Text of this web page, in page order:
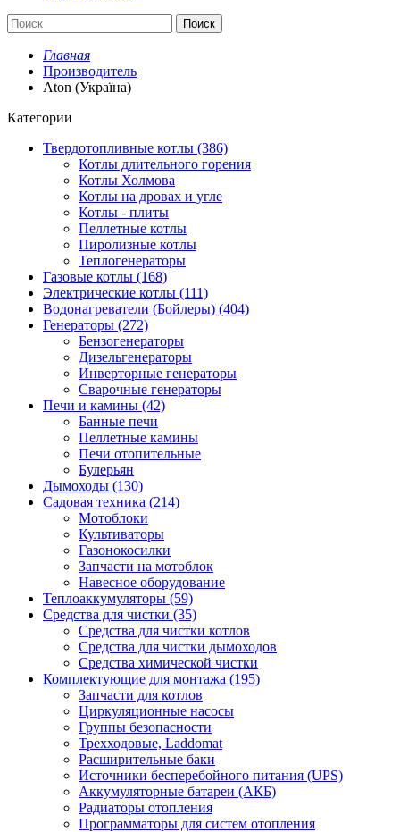
Поиск
Главная
Производитель
Aton (Україна)
Категории
Твердотопливные котлы (386)
Котлы длительного горения
Котлы Холмова
Котлы на дровах и угле
Котлы - плиты
Пеллетные котлы
Пиролизные котлы
Теплогенераторы
Газовые котлы (168)
Электрические котлы (111)
Водонагреватели (Бойлеры) (404)
Генераторы (272)
Бензогенераторы
Дизельгенераторы
Инверторные генераторы
Сварочные генераторы
Печи и камины (42)
Банные печи
Пеллетные камины
Печи отопительные
Булерьян
Дымоходы (130)
Садовая техника (214)
Мотоблоки
Культиваторы
Газонокосилки
Запчасти на мотоблок
Навесное оборудование
Теплоаккумуляторы (59)
Средства для чистки (35)
Средства для чистки котлов
Средства для чистки дымоходов
Средства химической чистки
Комплектующие для монтажа (195)
Запчасти для котлов
Циркуляционные насосы
Группы безопасности
Трехходовые, Laddomat
Расширительные баки
Источники бесперебойного питания (UPS)
Аккумуляторные батареи (АКБ)
Радиаторы отопления
Программаторы для систем отопления